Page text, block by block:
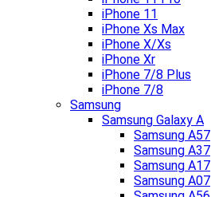
iPhone 11
iPhone Xs Max
iPhone X/Xs
iPhone Xr
iPhone 7/8 Plus
iPhone 7/8
Samsung
Samsung Galaxy A
Samsung A57
Samsung A37
Samsung A17
Samsung A07